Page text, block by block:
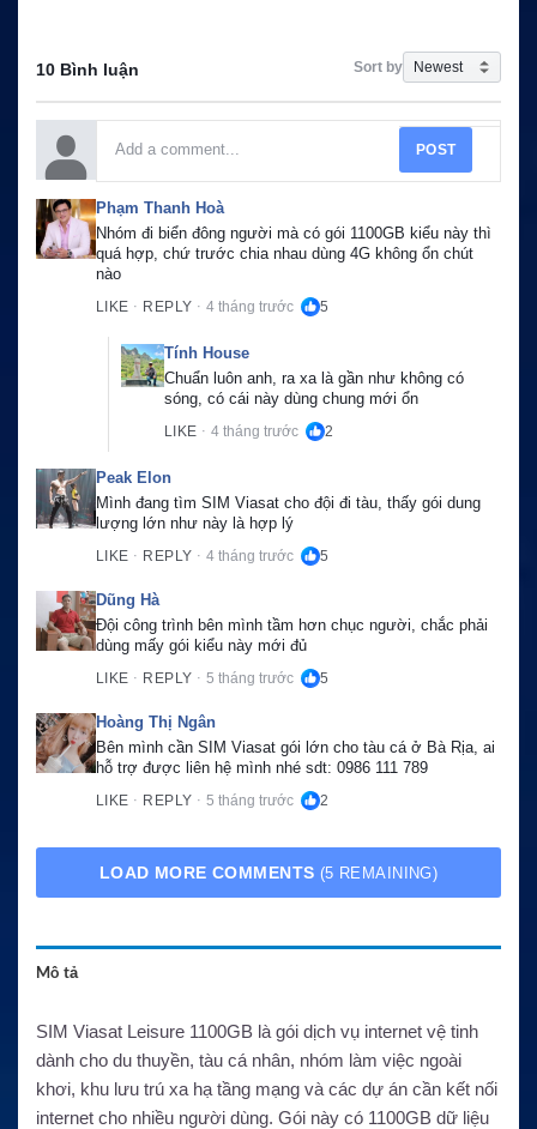
10 Bình luận Sort by
POST
Phạm Thanh Hoà
Nhóm đi biển đông người mà có gói 1100GB kiểu này thì
quá hợp, chứ trước chia nhau dùng 4G không ổn chút
nào
LIKE · REPLY · 4 tháng trước 5
Tính House
Chuẩn luôn anh, ra xa là gần như không có
sóng, có cái này dùng chung mới ổn
LIKE · 4 tháng trước 2
Peak Elon
Mình đang tìm SIM Viasat cho đội đi tàu, thấy gói dung
lượng lớn như này là hợp lý
LIKE · REPLY · 4 tháng trước 5
Dũng Hà
Đội công trình bên mình tầm hơn chục người, chắc phải
dùng mấy gói kiểu này mới đủ
LIKE · REPLY · 5 tháng trước 5
Hoàng Thị Ngân
Bên mình cần SIM Viasat gói lớn cho tàu cá ở Bà Rịa, ai
hỗ trợ được liên hệ mình nhé sdt: 0986 111 789
LIKE · REPLY · 5 tháng trước 2
LOAD MORE COMMENTS (5 REMAINING)
Mô tả
SIM Viasat Leisure 1100GB là gói dịch vụ internet vệ tinh
dành cho du thuyền, tàu cá nhân, nhóm làm việc ngoài
khơi, khu lưu trú xa hạ tầng mạng và các dự án cần kết nối
internet cho nhiều người dùng. Gói này có 1100GB dữ liệu